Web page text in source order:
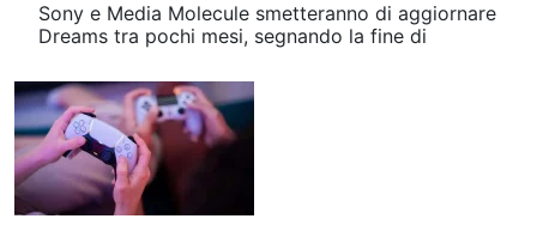
Sony e Media Molecule smetteranno di aggiornare
Dreams tra pochi mesi, segnando la fine di